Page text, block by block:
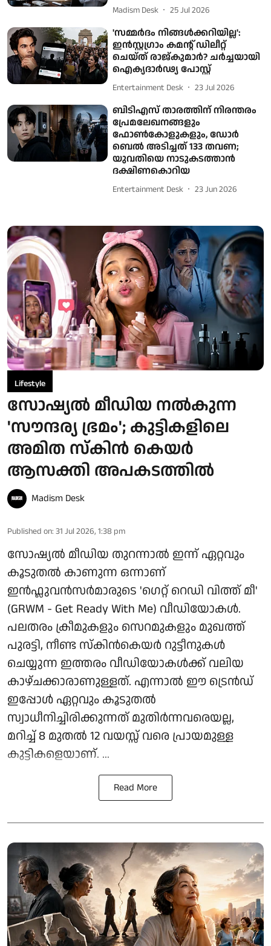
Madism Desk 25 Jul 2026
'സമ്മർദം നിങ്ങൾക്കറിയില്ല':
ഇൻസ്റ്റഗ്രാം കമന്റ് ഡിലീറ്റ്
ചെയ്ത് രാജ്‌കുമാർ? ചർച്ചയായി
ഐക്യദാർഢ്യ പോസ്റ്റ്
Entertainment Desk 23 Jul 2026
ബിടിഎസ് താരത്തിന് നിരന്തരം
പ്രേമലേഖനങ്ങളും
ഫോൺകോളുകളും, ഡോർ
ബെൽ അടിച്ചത് 133 തവണ;
യുവതിയെ നാടുകടത്താൻ
ദക്ഷിണകൊറിയ
Entertainment Desk 23 Jun 2026
Lifestyle
സോഷ്യൽ മീഡിയ നൽകുന്ന
'സൗന്ദര്യ ഭ്രമം'; കുട്ടികളിലെ
അമിത സ്കിൻ കെയർ
ആസക്തി അപകടത്തിൽ
Madism Desk
Published on: 31 Jul 2026, 1:38 pm
സോഷ്യൽ മീഡിയ തുറന്നാൽ ഇന്ന് ഏറ്റവും
കൂടുതൽ കാണുന്ന ഒന്നാണ്
ഇൻഫ്ലുവൻസർമാരുടെ 'ഗെറ്റ് റെഡി വിത്ത് മീ'
(GRWM - Get Ready With Me) വീഡിയോകൾ.
പലതരം ക്രീമുകളും സെറമുകളും മുഖത്ത്
പുരട്ടി, നീണ്ട സ്കിൻകെയർ റുട്ടീനുകൾ
ചെയ്യുന്ന ഇത്തരം വീഡിയോകൾക്ക് വലിയ
കാഴ്ചക്കാരാണുള്ളത്. എന്നാൽ ഈ ട്രെൻഡ്
ഇപ്പോൾ ഏറ്റവും കൂടുതൽ
സ്വാധീനിച്ചിരിക്കുന്നത് മുതിർന്നവരെയല്ല,
മറിച്ച് 8 മുതൽ 12 വയസ്സ് വരെ പ്രായമുള്ള
കുട്ടികളെയാണ്. ...
Read More